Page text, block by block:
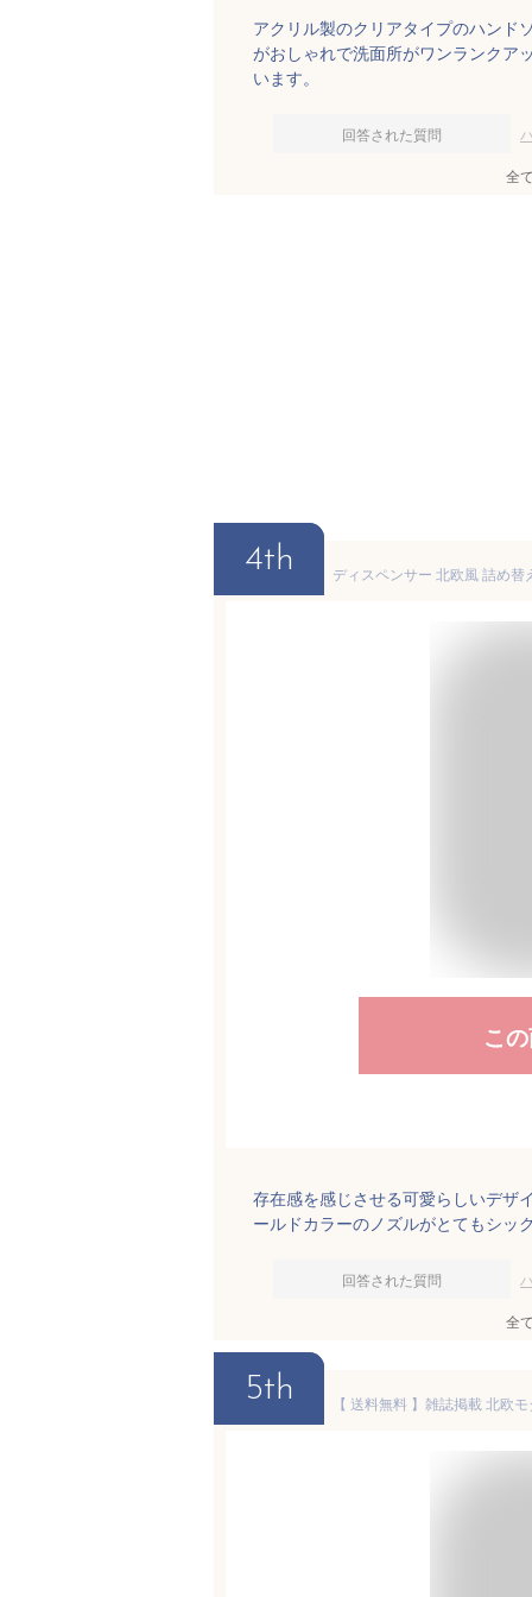
アクリル製のクリアタイプのハンド
がおしゃれで洗面所がワンランクア
います。
回答された質問
全
4th
こ
存在感を感じさせる可愛らしいデザ
ールドカラーのノズルがとてもシッ
回答された質問
全
5th